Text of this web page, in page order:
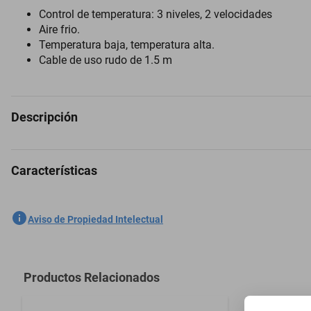
Control de temperatura: 3 niveles, 2 velocidades
Aire frio.
Temperatura baja, temperatura alta.
Cable de uso rudo de 1.5 m
Descripción
La Secadora de Cabello con Difusor Plegable Luxury Timco SM3600
Características
SKU
Modelo
Negro
Aviso de Propiedad Intelectual
Productos Relacionados